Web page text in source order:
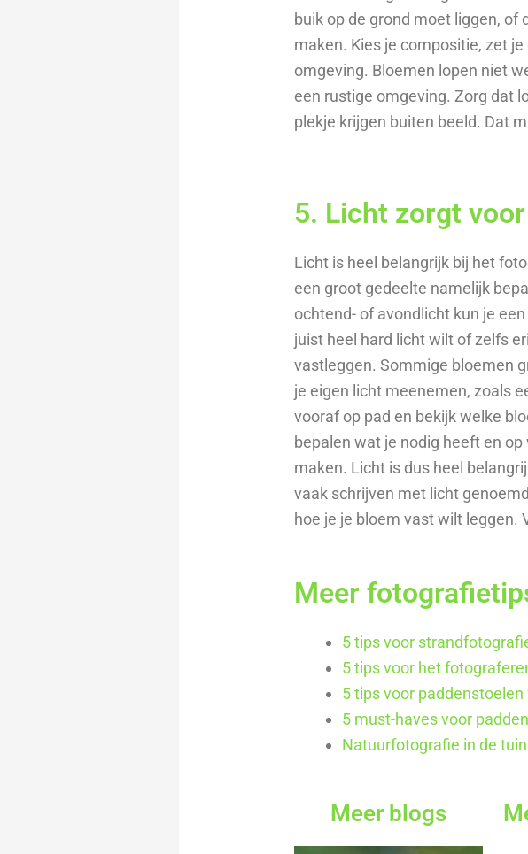
buik op de grond moet liggen, of
maken. Kies je compositie, zet je
omgeving. Bloemen lopen niet
een rustige omgeving. Zorg dat
plekje krijgen buiten beeld. Dat
5. Licht zorgt
Licht is heel belangrijk bij het
een groot gedeelte namelijk
ochtend- of avondlicht kun je
juist heel hard licht wilt of zelfs
vastleggen. Sommige bloemen
je eigen licht meenemen, zoals
vooraf op pad en bekijk welke
bepalen wat je nodig heeft en
maken. Licht is dus heel
vaak schrijven met licht
hoe je je bloem vast wilt leggen.
Meer
5 tips voor
5 tips voor het
5 tips voor
5 must-haves voor
Natuurfotografie in de tuin
Meer blogs